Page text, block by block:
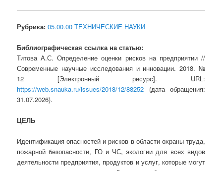
Рубрика: 05.00.00 ТЕХНИЧЕСКИЕ НАУКИ
Библиографическая ссылка на статью:
Титова А.С. Определение оценки рисков на предприятии //
Современные научные исследования и инновации. 2018. №
12 [Электронный ресурс]. URL:
https://web.snauka.ru/issues/2018/12/88252 (дата обращения:
31.07.2026).
ЦЕЛЬ
Идентификация опасностей и рисков в области охраны труда,
пожарной безопасности, ГО и ЧС, экологии для всех видов
деятельности предприятия, продуктов и услуг, которые могут